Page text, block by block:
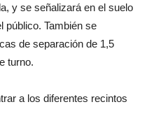
y se señalizará en el suelo
público. También se
de separación de 1,5
turno.
a los diferentes recintos